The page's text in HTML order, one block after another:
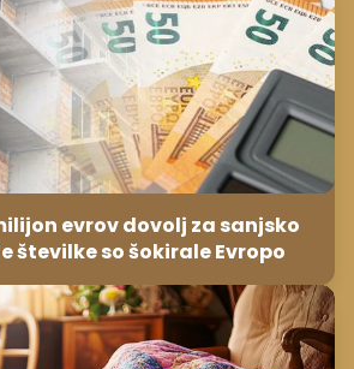
evrov dovolj za sanjsko
številke so šokirale Evropo